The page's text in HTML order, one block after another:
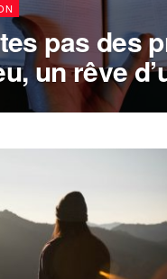
pas des
un rêve